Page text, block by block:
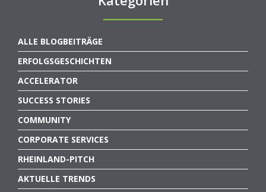
ALLE BLOGBEITRÄGE
ERFOLGSGESCHICHTEN
ACCELERATOR
SUCCESS STORIES
COMMUNITY
CORPORATE SERVICES
RHEINLAND-PITCH
AKTUELLE TRENDS